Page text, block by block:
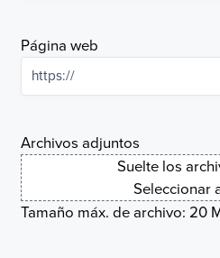
Página web
Archivos adjuntos
Suelte los
Seleccionar
Tamaño máx. de archivo: 20